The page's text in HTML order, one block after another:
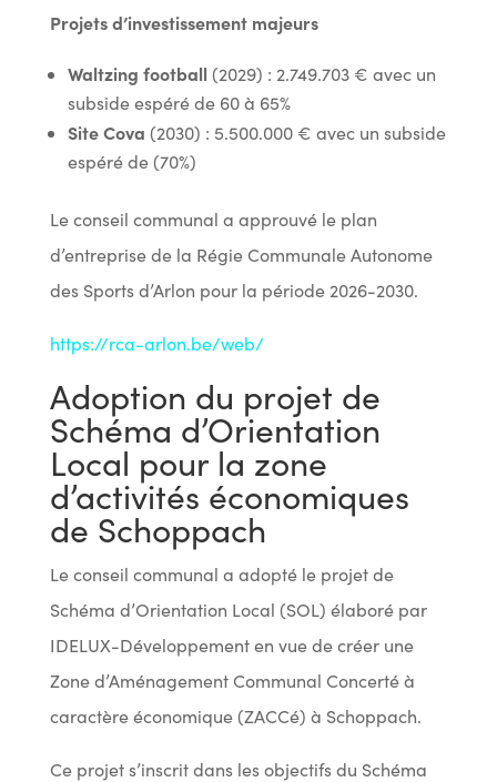
Projets d’investissement majeurs
Waltzing football (2029) : 2.749.703 € avec un
subside espéré de 60 à 65%
Site Cova (2030) : 5.500.000 € avec un subside
espéré de (70%)
Le conseil communal a approuvé le plan
d’entreprise de la Régie Communale Autonome
des Sports d’Arlon pour la période 2026-2030.
https://rca-arlon.be/web/
Adoption du projet de
Schéma d’Orientation
Local pour la zone
d’activités économiques
de Schoppach
Le conseil communal a adopté le projet de
Schéma d’Orientation Local (SOL) élaboré par
IDELUX-Développement en vue de créer une
Zone d’Aménagement Communal Concerté à
caractère économique (ZACCé) à Schoppach.
Ce projet s’inscrit dans les objectifs du Schéma